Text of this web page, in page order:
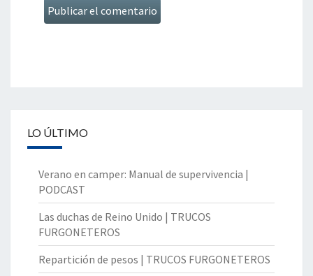
LO ÚLTIMO
Verano en camper: Manual de supervivencia |
PODCAST
Las duchas de Reino Unido | TRUCOS
FURGONETEROS
Repartición de pesos | TRUCOS FURGONETEROS